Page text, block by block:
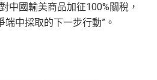
中國輸美商品加征100%關稅，
中採取的下一步行動”。